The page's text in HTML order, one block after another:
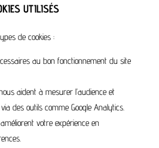
UTILISÉS
de cookies :
au bon fonctionnement du site
aident à mesurer l’audience et
des outils comme Google Analytics.
votre expérience en